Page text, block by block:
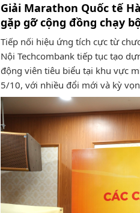
Giải Marathon Quốc tế
gặp gỡ cộng đồng chạy
Tiếp nối hiệu ứng tích cực từ
Nội Techcombank tiếp tục tạo
động viên tiêu biểu tại khu vực
5/10, với nhiều đổi mới và kỳ